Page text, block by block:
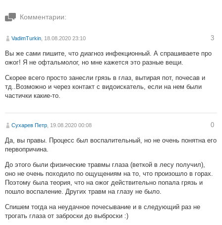
Комментарии:
VadimTurkin , 18.08.2020 23:10 3
Вы же сами пишите, что диагноз инфекционный. А спрашиваете про
ожог! Я не офтальмолог, но мне кажется это разные вещи.
Скорее всего просто занесли грязь в глаз, вытирая пот, почесав и
тд..Возможно и через контакт с видоискатель, если на нем были
частички какие-то.
Сухарев Петр , 19.08.2020 00:08 0
Да, вы правы. Процесс был воспалительный, но не очень понятна его
первопричина.
До этого были физические травмы глаза (веткой в лесу получил),
оно не очень походило по ощущениям на то, что произошло в горах.
Поэтому была теория, что на ожог действительно попала грязь и
пошло воспаление. Других травм на глазу не было.
Спишем тогда на неудачное почесывание и в следующий раз не
трогать глаза от заброски до выброски :)